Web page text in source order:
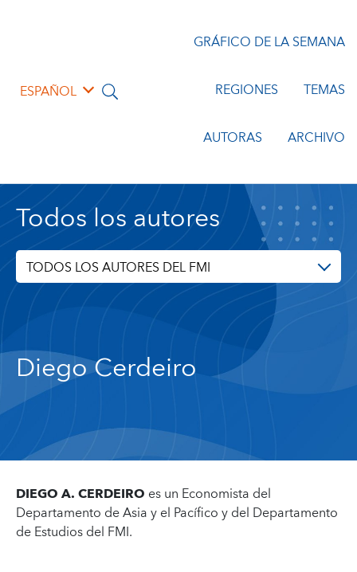
ESPAÑOL
GRÁFICO DE LA SEMANA
REGIONES TEMAS
AUTORAS ARCHIVO
Todos los autores
TODOS LOS AUTORES DEL FMI
Diego Cerdeiro
DIEGO A. CERDEIRO es un Economista del
Departamento de Asia y el Pacífico y del Departamento
de Estudios del FMI.